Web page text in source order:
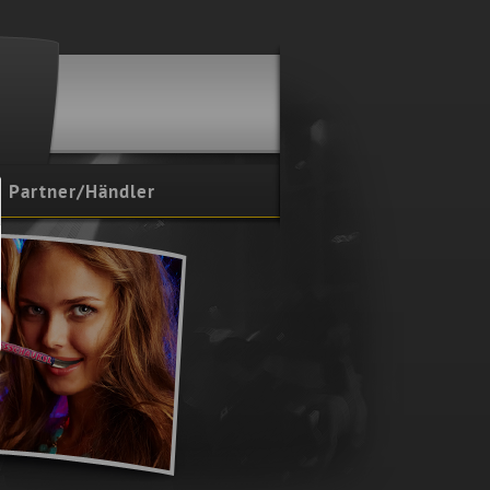
Partner/Händler